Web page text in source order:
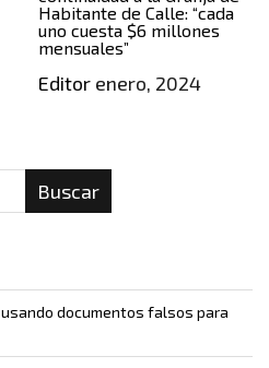
Habitante de Calle: “cada
uno cuesta $6 millones
mensuales”
Editorenero, 2024
Buscar
documentos falsos para